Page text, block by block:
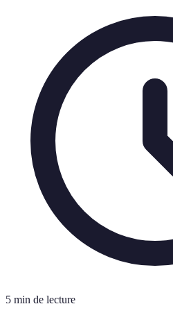
5 min de lecture